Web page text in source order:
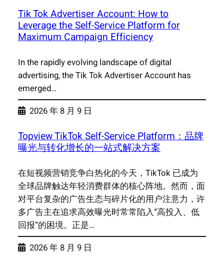
Tik Tok Advertiser Account: How to
Leverage the Self-Service Platform for
Maximum Campaign Efficiency
In the rapidly evolving landscape of digital
advertising, the Tik Tok Advertiser Account has
emerged…
2026 年 8 月 9 日
Topview TikTok Self-Service Platform：品牌
曝光与转化增长的一站式解决方案
在短视频营销竞争白热化的今天，TikTok 已成为
全球品牌触达年轻消费群体的核心阵地。然而，面
对平台复杂的广告生态与碎片化的用户注意力，许
多广告主在追求高效曝光时常常陷入“高投入、低
回报”的困境。正是…
2026 年 8 月 9 日